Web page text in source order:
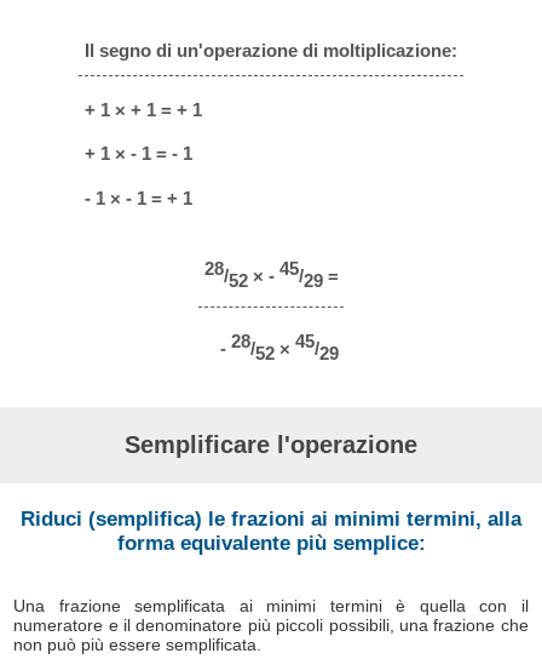
Il segno di un'operazione di moltiplicazione:
+ 1 × + 1 = + 1
+ 1 × - 1 = - 1
- 1 × - 1 = + 1
28/52× - 45/29=
- 28/52× 45/29
Semplificare l'operazione
Riduci (semplifica) le frazioni ai minimi termini, alla
forma equivalente più semplice:
Una frazione semplificata ai minimi termini è quella con il
numeratore e il denominatore più piccoli possibili, una frazione che
non può più essere semplificata.